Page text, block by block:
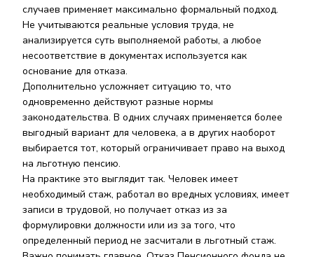
случаев применяет максимально формальный подход.
Не учитываются реальные условия труда, не
анализируется суть выполняемой работы, а любое
несоответствие в документах используется как
основание для отказа.
Дополнительно усложняет ситуацию то, что
одновременно действуют разные нормы
законодательства. В одних случаях применяется более
выгодный вариант для человека, а в других наоборот
выбирается тот, который ограничивает право на выход
на льготную пенсию.
На практике это выглядит так. Человек имеет
необходимый стаж, работал во вредных условиях, имеет
записи в трудовой, но получает отказ из за
формулировки должности или из за того, что
определенный период не засчитали в льготный стаж.